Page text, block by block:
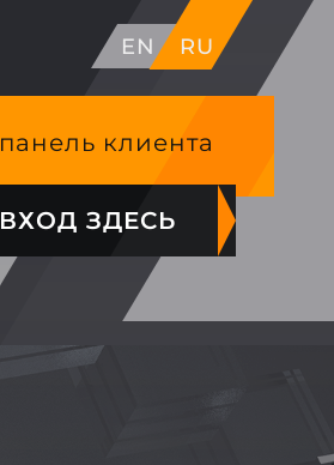
EN RU
панель клиента
ВХОД ЗДЕСЬ